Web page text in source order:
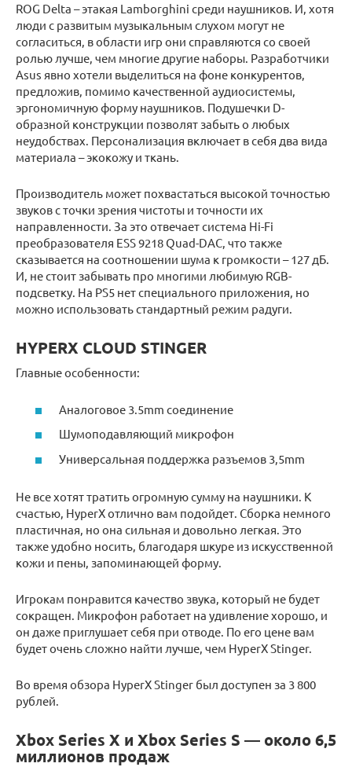
ROG Delta – этакая Lamborghini среди наушников. И, хотя
люди с развитым музыкальным слухом могут не
согласиться, в области игр они справляются со своей
ролью лучше, чем многие другие наборы. Разработчики
Asus явно хотели выделиться на фоне конкурентов,
предложив, помимо качественной аудиосистемы,
эргономичную форму наушников. Подушечки D-
образной конструкции позволят забыть о любых
неудобствах. Персонализация включает в себя два вида
материала – экокожу и ткань.
Производитель может похвастаться высокой точностью
звуков с точки зрения чистоты и точности их
направленности. За это отвечает система Hi-Fi
преобразователя ESS 9218 Quad-DAC, что также
сказывается на соотношении шума к громкости – 127 дБ.
И, не стоит забывать про многими любимую RGB-
подсветку. На PS5 нет специального приложения, но
можно использовать стандартный режим радуги.
HYPERX CLOUD STINGER
Главные особенности:
Аналоговое 3.5mm соединение
Шумоподавляющий микрофон
Универсальная поддержка разъемов 3,5mm
Не все хотят тратить огромную сумму на наушники. К
счастью, HyperX отлично вам подойдет. Сборка немного
пластичная, но она сильная и довольно легкая. Это
также удобно носить, благодаря шкуре из искусственной
кожи и пены, запоминающей форму.
Игрокам понравится качество звука, который не будет
сокращен. Микрофон работает на удивление хорошо, и
он даже приглушает себя при отводе. По его цене вам
будет очень сложно найти лучше, чем HyperX Stinger.
Во время обзора HyperX Stinger был доступен за 3 800
рублей.
Xbox Series X и Xbox Series S — около 6,5
миллионов продаж